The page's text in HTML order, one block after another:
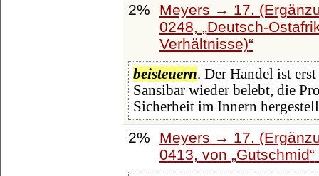
2%
Meyers → 17.
0248,
Deutsch-
Verhältnisse)
beisteuern. Der Handel ist
Sansibar wieder belebt, die
Sicherheit im Innern
2%
Meyers → 17.
0413, von Gutschmid